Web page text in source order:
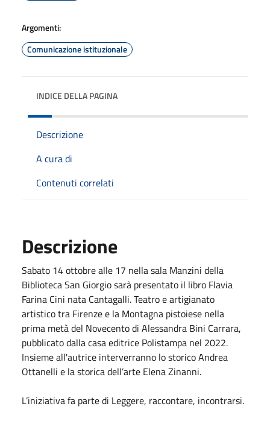
Argomenti:
Comunicazione istituzionale
INDICE DELLA PAGINA
Descrizione
A cura di
Contenuti correlati
Descrizione
Sabato 14 ottobre alle 17 nella sala Manzini della
Biblioteca San Giorgio sarà presentato il libro Flavia
Farina Cini nata Cantagalli. Teatro e artigianato
artistico tra Firenze e la Montagna pistoiese nella
prima metà del Novecento di Alessandra Bini Carrara,
pubblicato dalla casa editrice Polistampa nel 2022.
Insieme all'autrice interverranno lo storico Andrea
Ottanelli e la storica dell’arte Elena Zinanni.
L’iniziativa fa parte di Leggere, raccontare, incontrarsi.